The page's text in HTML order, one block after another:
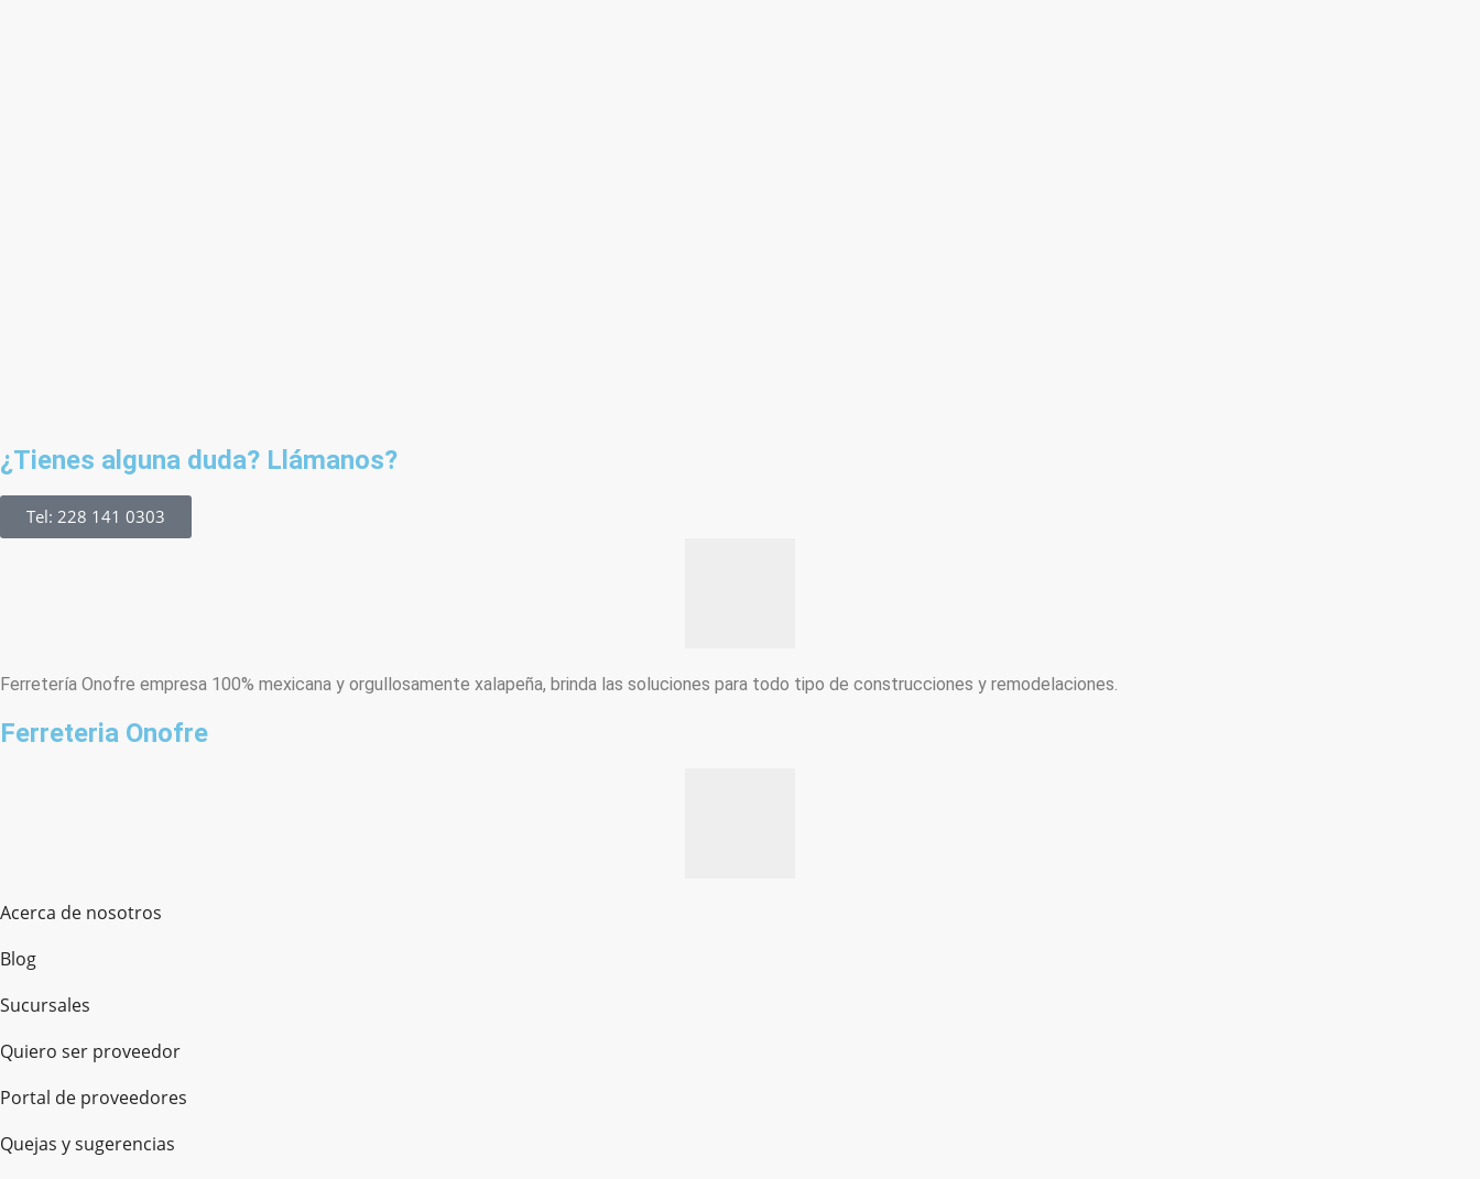
¿Tienes alguna duda? Llámanos?
Tel: 228 141 0303
Ferretería Onofre empresa 100% mexicana y orgullosamente xalapeña, brinda las soluciones para todo tipo de construcciones y remodelaciones.
Ferreteria Onofre
Acerca de nosotros
Blog
Sucursales
Quiero ser proveedor
Portal de proveedores
Quejas y sugerencias